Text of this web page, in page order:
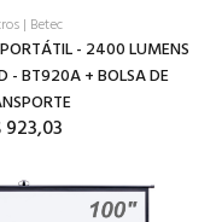
| Betec
- 2400 LUMENS
- BT920A + BOLSA DE
923,03